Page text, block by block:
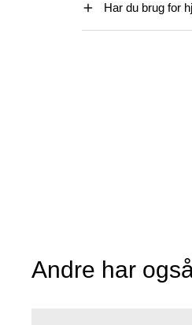
Har du brug for
Andre har